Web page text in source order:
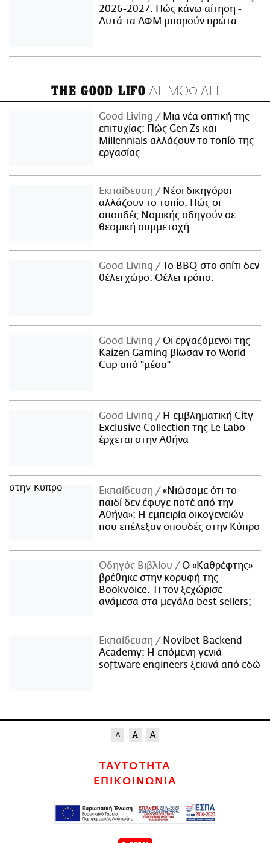
2026-2027: Πώς κάνω αίτηση -
Αυτά τα ΑΦΜ μπορούν πρώτα
THE GOOD LIFO ΔΗΜΟΦΙΛΗ
Good Living
Μια νέα οπτική της
επιτυχίας: Πώς Gen Zs και
Millennials αλλάζουν το τοπίο της
εργασίας
Εκπαίδευση
Νέοι δικηγόροι
αλλάζουν το τοπίο: Πώς οι
σπουδές Νομικής οδηγούν σε
θεσμική συμμετοχή
Good Living
Το BBQ στο σπίτι δεν
θέλει χώρο. Θέλει τρόπο.
Good Living
Οι εργαζόμενοι της
Kaizen Gaming βίωσαν το World
Cup από "μέσα"
Good Living
Η εμβληματική City
Exclusive Collection της Le Labo
έρχεται στην Αθήνα
Εκπαίδευση
«Νιώσαμε ότι το
παιδί δεν έφυγε ποτέ από την
Αθήνα»: Η εμπειρία οικογενειών
που επέλεξαν σπουδές στην Κύπρο
Οδηγός Βιβλίου
Ο «Καθρέφτης»
βρέθηκε στην κορυφή της
Bookvoice. Τι τον ξεχώρισε
ανάμεσα στα μεγάλα best sellers;
Εκπαίδευση
Novibet Backend
Academy: Η επόμενη γενιά
software engineers ξεκινά από εδώ
ΤΑΥΤΟΤΗΤΑ
ΕΠΙΚΟΙΝΩΝΙΑ